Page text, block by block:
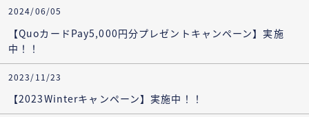
2024/06/05
【QuoカードPay5,000円分プレゼントキャンペーン】実施
中！！
2023/11/23
【2023Winterキャンペーン】実施中！！